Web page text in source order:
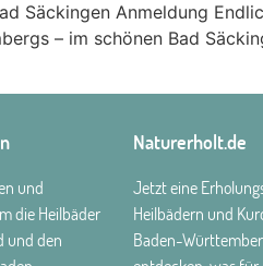
Säckingen Anmeldung
– im schönen Bad
und
die Heilbäder
und den
Naturerholt.de
Jetzt eine
Heilbädern und
Baden-